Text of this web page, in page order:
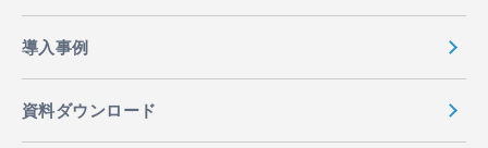
導入事例
資料ダウンロード